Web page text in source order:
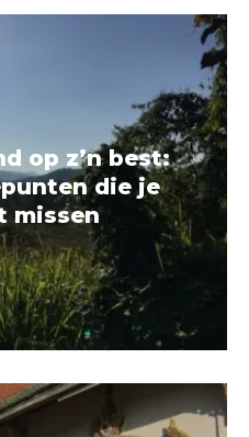
op z’n best:
die je
missen